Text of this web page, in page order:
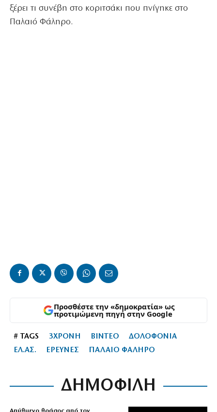
ξέρει τι συνέβη στο κοριτσάκι που πνίγηκε στο
Παλαιό Φάληρο.
Προσθέστε την «δημοκρατία» ως
προτιμώμενη πηγή στην Google
# TAGS 3ΧΡΟΝΗ ΒΙΝΤΕΟ
ΔΟΛΟΦΟΝΙΑ
ΕΛ.ΑΣ.
ΕΡΕΥΝΕΣ ΠΑΛΑΙΟ ΦΑΛΗΡΟ
ΔΗΜΟΦΙΛΗ
Απύθμενο θράσος από τον